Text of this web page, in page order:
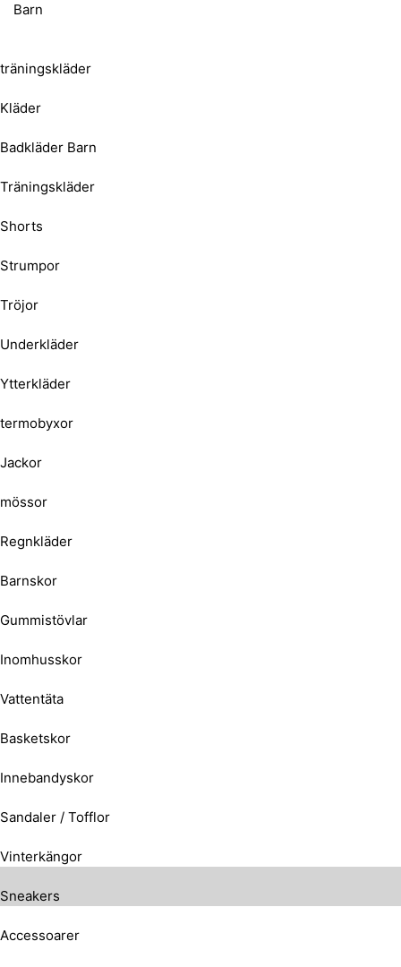
Barn
träningskläder
Kläder
Badkläder Barn
Träningskläder
Shorts
Strumpor
Tröjor
Underkläder
Ytterkläder
termobyxor
Jackor
mössor
Regnkläder
Barnskor
Gummistövlar
Inomhusskor
Vattentäta
Basketskor
Innebandyskor
Sandaler / Tofflor
Vinterkängor
Sneakers
Accessoarer